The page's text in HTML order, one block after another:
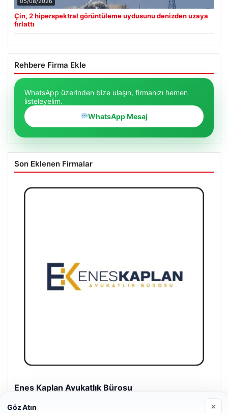
Çin, 2 hiperspektral görüntüleme uydusunu denizden uzaya
fırlattı
Rehbere Firma Ekle
WhatsApp üzerinden bize ulaşın, firmanızı hemen
listeleyelim.
WhatsApp Mesaj
Son Eklenen Firmalar
Enes Kaplan Avukatlık Bürosu
Göz Atın ×